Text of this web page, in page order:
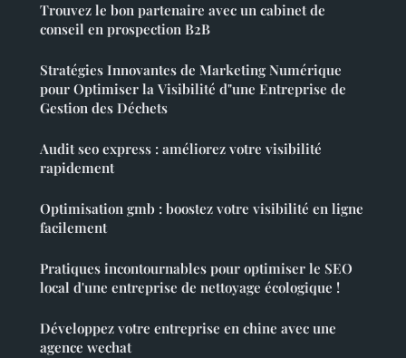
Trouvez le bon partenaire avec un cabinet de
conseil en prospection B2B
Stratégies Innovantes de Marketing Numérique
pour Optimiser la Visibilité d"une Entreprise de
Gestion des Déchets
Audit seo express : améliorez votre visibilité
rapidement
Optimisation gmb : boostez votre visibilité en ligne
facilement
Pratiques incontournables pour optimiser le SEO
local d'une entreprise de nettoyage écologique !
Développez votre entreprise en chine avec une
agence wechat